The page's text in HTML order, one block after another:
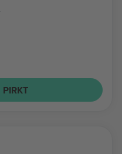
PIRKT